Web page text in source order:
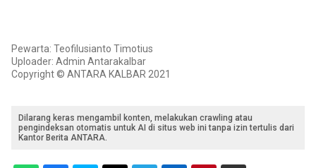
Pewarta: Teofilusianto Timotius
Uploader: Admin Antarakalbar
Copyright © ANTARA KALBAR 2021
Dilarang keras mengambil konten, melakukan crawling atau
pengindeksan otomatis untuk AI di situs web ini tanpa izin tertulis dari
Kantor Berita ANTARA.